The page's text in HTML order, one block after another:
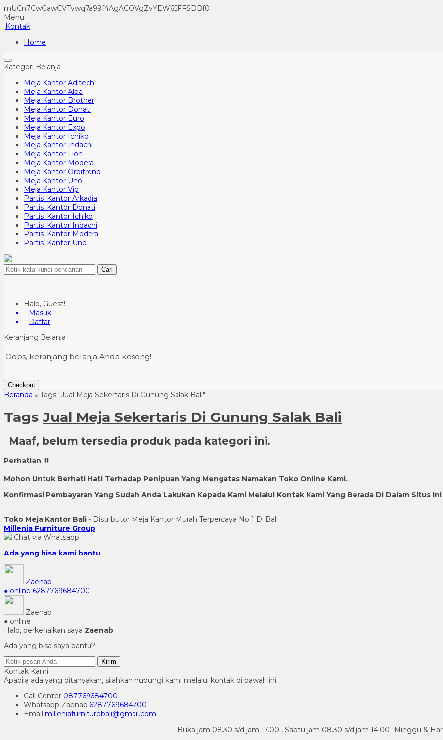
mUCn7CwGawCVTvwq7a99f4AgACOVgZvYEW65FFSDBf0
Menu
Kontak
Home
Kategori Belanja
Meja Kantor Aditech
Meja Kantor Alba
Meja Kantor Brother
Meja Kantor Donati
Meja Kantor Euro
Meja Kantor Expo
Meja Kantor Ichiko
Meja Kantor Indachi
Meja Kantor Lion
Meja Kantor Modera
Meja Kantor Orbitrend
Meja Kantor Uno
Meja Kantor Vip
Partisi Kantor Arkadia
Partisi Kantor Donati
Partisi Kantor Ichiko
Partisi Kantor Indachi
Partisi Kantor Modera
Partisi Kantor Uno
Cari
Halo, Guest!
Masuk
Daftar
Keranjang Belanja
Oops, keranjang belanja Anda kosong!
Checkout
Beranda » Tags "Jual Meja Sekertaris Di Gunung Salak Bali"
Tags Jual Meja Sekertaris Di Gunung Salak Bali
Maaf, belum tersedia produk pada kategori ini.
Perhatian !!!
Mohon Untuk Berhati Hati Terhadap Penipuan Yang Mengatas Namakan Toko Online Kami.
Konfirmasi Pembayaran Yang Sudah Anda Lakukan Kepada Kami Melalui Kontak Kami Yang Berada Di Dalam Situs Ini
Toko Meja Kantor Bali - Distributor Meja Kantor Murah Terpercaya No 1 Di Bali
Millenia Furniture Group
Chat via Whatsapp
Ada yang bisa kami bantu
Zaenab
● online 6287769684700
Zaenab
● online
Halo, perkenalkan saya Zaenab
Ada yang bisa saya bantu?
Kirim
Kontak Kami
Apabila ada yang ditanyakan, silahkan hubungi kami melalui kontak di bawah ini.
Call Center 087769684700
Whatsapp Zaenab 6287769684700
Email milleniafurniturebali@gmail.com
Buka jam 08.30 s/d jam 17.00 , Sabtu jam 08.30 s/d jam 14.00- Minggu &